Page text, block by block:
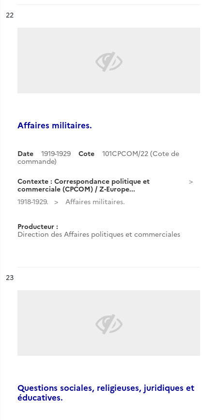
n°
22
Affaires militaires.
Date 1919-1929 Cote
101CPCOM/22 (Cote de
commande)
Contexte : Correspondance politique et
commerciale (CPCOM) / Z-Europe...
1918-1929.
Affaires militaires.
Producteur :
Direction des Affaires politiques et commerciales
n°
23
Questions sociales, religieuses, juridiques et
éducatives.